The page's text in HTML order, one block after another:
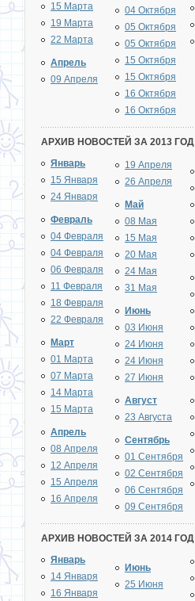
15 Марта
19 Марта
22 Марта
Апрель
09 Апреля
04 Октября
05 Октября
05 Октября
15 Октября
15 Октября
16 Октября
16 Октября
АРХИВ НОВОСТЕЙ ЗА 2013 ГОД
Январь
15 Января
24 Января
Февраль
04 Февраля
04 Февраля
06 Февраля
11 Февраля
18 Февраля
22 Февраля
Март
01 Марта
07 Марта
14 Марта
15 Марта
Апрель
08 Апреля
12 Апреля
15 Апреля
16 Апреля
19 Апреля
26 Апреля
Май
08 Мая
15 Мая
20 Мая
24 Мая
31 Мая
Июнь
03 Июня
24 Июня
24 Июня
27 Июня
Август
23 Августа
Сентябрь
01 Сентября
02 Сентября
06 Сентября
09 Сентября
АРХИВ НОВОСТЕЙ ЗА 2014 ГОД
Январь
14 Января
16 Января
Июнь
25 Июня